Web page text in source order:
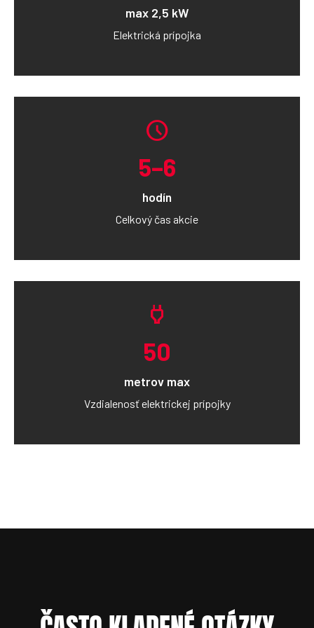
max 2,5 kW
Elektrická prípojka
schedule
5–6
hodín
Celkový čas akcie
power
50
metrov max
Vzdialenosť elektrickej prípojky